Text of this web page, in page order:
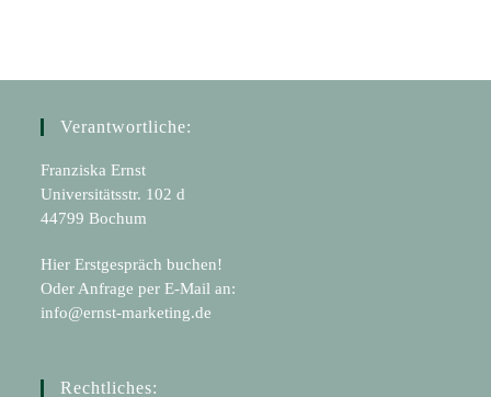
Verantwortliche:
Franziska Ernst
Universitätsstr. 102 d
44799 Bochum
Hier Erstgespräch buchen!
Oder Anfrage per E-Mail an:
info@ernst-marketing.de
Rechtliches: